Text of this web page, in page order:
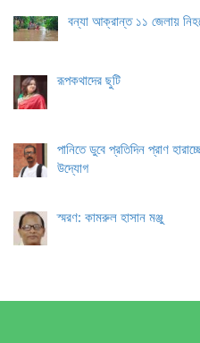
বন্যা আক্রান্ত ১১ জেলায়
রূপকথাদের ছুটি
পানিতে ডুবে প্রতিদিন প্রাণ
উদ্যোগ
স্মরণ: কামরুল হাসান মঞ্জু